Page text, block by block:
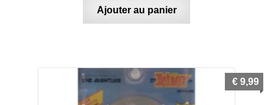
Ajouter au panier
€ 9,99